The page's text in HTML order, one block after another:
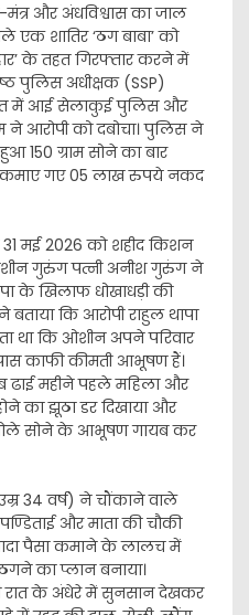
मंत्र और अंधविश्वास का जाल
शातिर ‘ठग बाबा’ को
के तहत गिरफ्तार करने में
पुलिस अधीक्षक (SSP)
में आई सेलाकुई पुलिस और
आरोपी को दबोचा। पुलिस ने
150 ग्राम सोने का बार
गए 05 लाख रुपये नकद
मई 2026 को शहीद किशन
गुरुंग पत्नी अनीश गुरुंग ने
के खिलाफ धोखाधड़ी की
बताया कि आरोपी राहुल थापा
था कि ओशीन अपने परिवार
काफी कीमती आभूषण हैं।
महीने पहले महिला और
का झूठा डर दिखाया और
सोने के आभूषण गायब कर
34 वर्ष) ने चौंकाने वाले
और माता की चौकी
पैसा कमाने के लालच में
का प्लान बनाया।
रात के अंधेरे में सुनसान देखकर